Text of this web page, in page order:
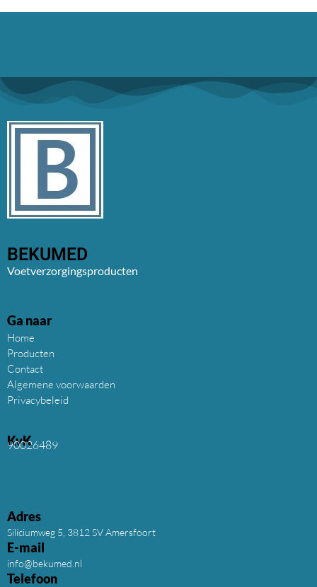
BEKUMED
Voetverzorgingsproducten
Ga naar
Home
Producten
Contact
Algemene voorwaarden
Privacybeleid
KvK
90026489
Adres
Siliciumweg 5, 3812 SV Amersfoort
E-mail
info@bekumed.nl
Telefoon